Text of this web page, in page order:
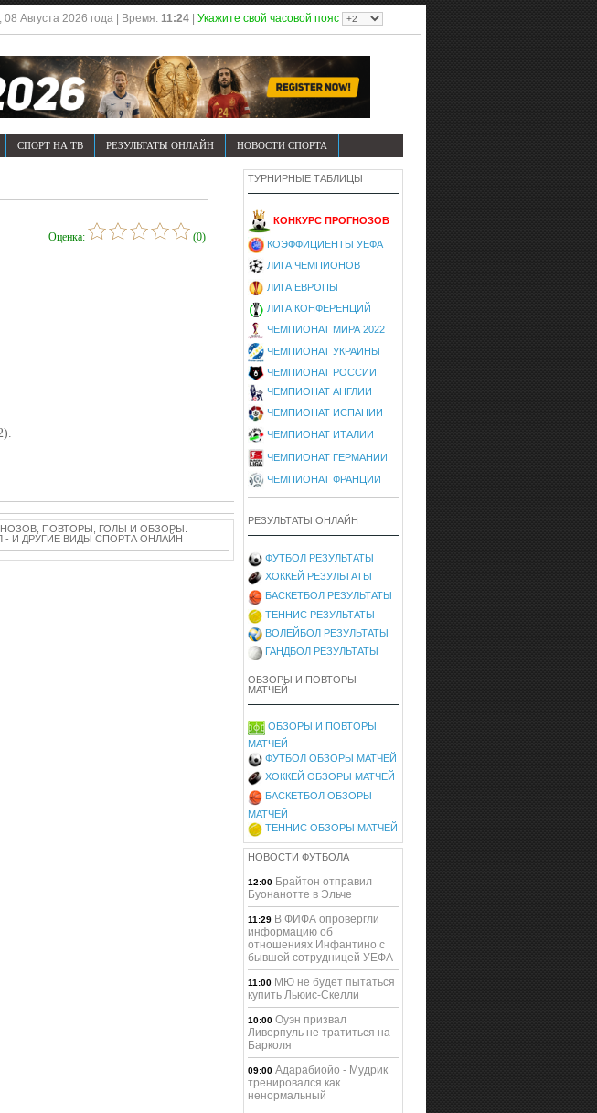
Августа 2026 года | Время: 11:24| Укажите свой часовой пояс
СПОРТ НА ТВ РЕЗУЛЬТАТЫ ОНЛАЙН НОВОСТИ СПОРТА
Оценка: (0)
ПОВТОРЫ, ГОЛЫ И ОБЗОРЫ.
- И ДРУГИЕ ВИДЫ СПОРТА ОНЛАЙН
ТУРНИРНЫЕ ТАБЛИЦЫ
КОНКУРС ПРОГНОЗОВ
КОЭФФИЦИЕНТЫ УЕФА
ЛИГА ЧЕМПИОНОВ
ЛИГА ЕВРОПЫ
ЛИГА КОНФЕРЕНЦИЙ
ЧЕМПИОНАТ МИРА 2022
ЧЕМПИОНАТ УКРАИНЫ
ЧЕМПИОНАТ РОССИИ
ЧЕМПИОНАТ АНГЛИИ
ЧЕМПИОНАТ ИСПАНИИ
ЧЕМПИОНАТ ИТАЛИИ
ЧЕМПИОНАТ ГЕРМАНИИ
ЧЕМПИОНАТ ФРАНЦИИ
РЕЗУЛЬТАТЫ ОНЛАЙН
ФУТБОЛ РЕЗУЛЬТАТЫ
ХОККЕЙ РЕЗУЛЬТАТЫ
БАСКЕТБОЛ РЕЗУЛЬТАТЫ
ТЕННИС РЕЗУЛЬТАТЫ
ВОЛЕЙБОЛ РЕЗУЛЬТАТЫ
ГАНДБОЛ РЕЗУЛЬТАТЫ
ОБЗОРЫ И ПОВТОРЫ
МАТЧЕЙ
ОБЗОРЫ И ПОВТОРЫ
МАТЧЕЙ
ФУТБОЛ ОБЗОРЫ МАТЧЕЙ
ХОККЕЙ ОБЗОРЫ МАТЧЕЙ
БАСКЕТБОЛ ОБЗОРЫ
МАТЧЕЙ
ТЕННИС ОБЗОРЫ МАТЧЕЙ
НОВОСТИ ФУТБОЛА
12:00 Брайтон отправил
Буонанотте в Эльче
11:29 В ФИФА опровергли
информацию об
отношениях Инфантино с
бывшей сотрудницей УЕФА
11:00 МЮ не будет пытаться
купить Льюис-Скелли
10:00 Оуэн призвал
Ливерпуль не тратиться на
Барколя
09:00 Адарабиойо - Мудрик
тренировался как
ненормальный